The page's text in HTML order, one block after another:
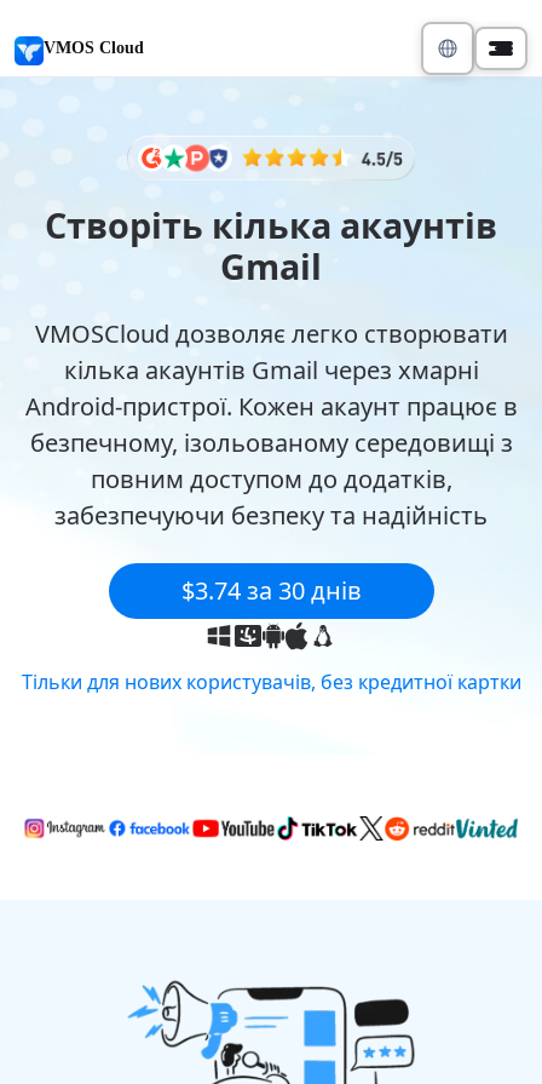
VMOS Cloud
Створіть кілька акаунтів
Gmail
VMOSCloud дозволяє легко створювати
кілька акаунтів Gmail через хмарні
Android-пристрої. Кожен акаунт працює в
безпечному, ізольованому середовищі з
повним доступом до додатків,
забезпечуючи безпеку та надійність
$3.74 за 30 днів
Тільки для нових користувачів, без кредитної картки